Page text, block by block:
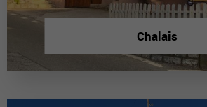
Chalais